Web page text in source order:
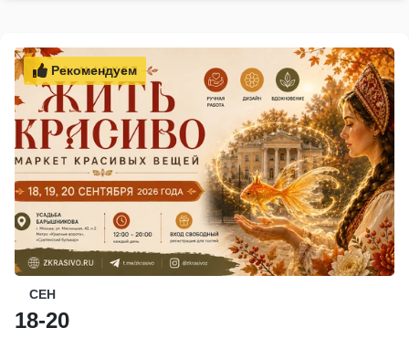
Рекомендуем
СЕН
18-20